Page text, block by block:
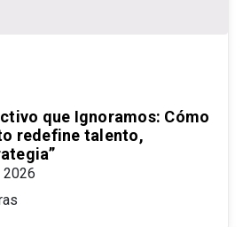
que Ignoramos: Cómo
redefine talento,
2026